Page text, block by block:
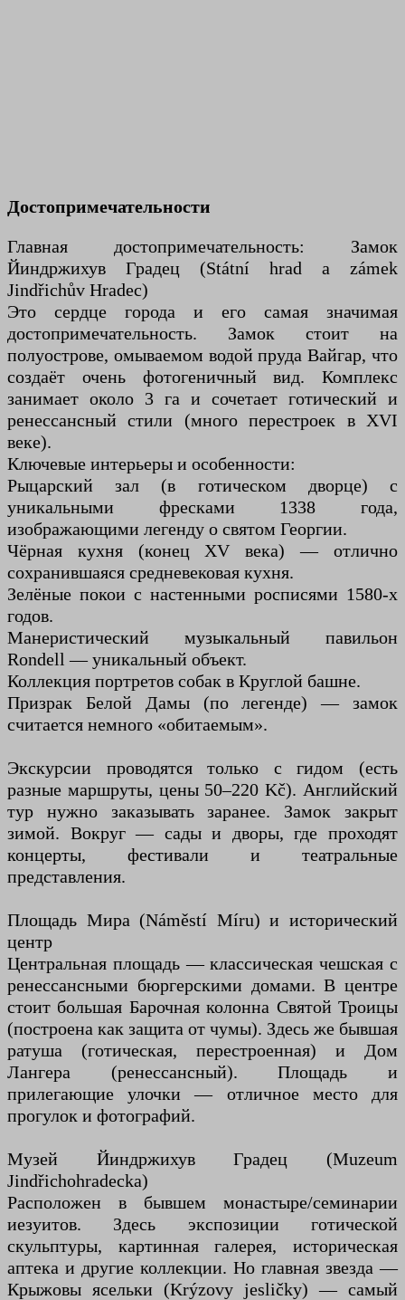
Достопримечательности
Главная достопримечательность: Замок
Йиндржихув Градец (Státní hrad a zámek
Jindřichův Hradec)
Это сердце города и его самая значимая
достопримечательность. Замок стоит на
полуострове, омываемом водой пруда Вайгар, что
создаёт очень фотогеничный вид. Комплекс
занимает около 3 га и сочетает готический и
ренессансный стили (много перестроек в XVI
веке).
Ключевые интерьеры и особенности:
Рыцарский зал (в готическом дворце) с
уникальными фресками 1338 года,
изображающими легенду о святом Георгии.
Чёрная кухня (конец XV века) — отлично
сохранившаяся средневековая кухня.
Зелёные покои с настенными росписями 1580-х
годов.
Манеристический музыкальный павильон
Rondell — уникальный объект.
Коллекция портретов собак в Круглой башне.
Призрак Белой Дамы (по легенде) — замок
считается немного «обитаемым».
Экскурсии проводятся только с гидом (есть
разные маршруты, цены 50–220 Kč). Английский
тур нужно заказывать заранее. Замок закрыт
зимой. Вокруг — сады и дворы, где проходят
концерты, фестивали и театральные
представления.
Площадь Мира (Náměstí Míru) и исторический
центр
Центральная площадь — классическая чешская с
ренессансными бюргерскими домами. В центре
стоит большая Барочная колонна Святой Троицы
(построена как защита от чумы). Здесь же бывшая
ратуша (готическая, перестроенная) и Дом
Лангера (ренессансный). Площадь и
прилегающие улочки — отличное место для
прогулок и фотографий.
Музей Йиндржихув Градец (Muzeum
Jindřichohradecka)
Расположен в бывшем монастыре/семинарии
иезуитов. Здесь экспозиции готической
скульптуры, картинная галерея, историческая
аптека и другие коллекции. Но главная звезда —
Крыжовы ясельки (Krýzovy jesličky) — самый